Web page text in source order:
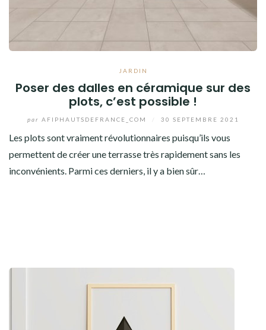
JARDIN
Poser des dalles en céramique sur des
plots, c’est possible !
par AFIPHAUTSDEFRANCE_COM 30 SEPTEMBRE 2021
Les plots sont vraiment révolutionnaires puisqu’ils vous
permettent de créer une terrasse très rapidement sans les
inconvénients. Parmi ces derniers, il y a bien sûr…